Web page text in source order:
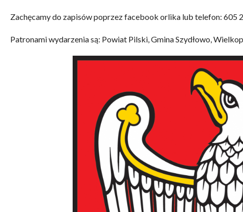
Zachęcamy do zapisów poprzez facebook orlika lub telefon: 605
Patronami wydarzenia są: Powiat Pilski, Gmina Szydłowo,